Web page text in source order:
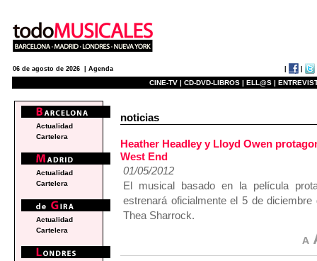
06 de agosto de 2026 | Agenda
CINE-TV | CD-DVD-LIBROS | ELL@S |
noticias
Heather Headley y Lloyd Owen
West End
01/05/2012
El musical basado en la película
estrenará oficialmente el 5 de
Thea Sharrock.
Actualidad
Cartelera
Actualidad
Cartelera
Actualidad
Cartelera